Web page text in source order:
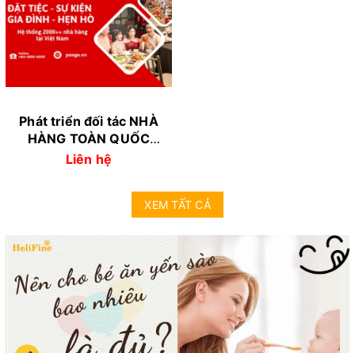
Phát triển đối tác NHÀ
HÀNG TOÀN QUỐC
trong dịch vụ đặt chỗ
Liên hệ
XEM TẤT CẢ